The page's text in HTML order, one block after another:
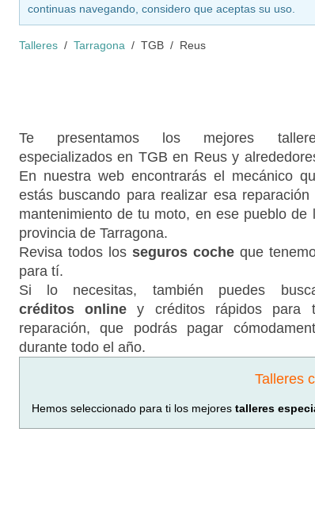
continuas navegando, considero que aceptas su uso.
Talleres Tarragona TGB Reus
Te presentamos los mejores
especializados en TGB en Reus y
En nuestra web encontrarás el mecánico
estás buscando para realizar esa reparación
mantenimiento de tu moto, en ese pueblo de
provincia de Tarragona.
Revisa todos los seguros cocheque
para tí.
Si lo necesitas, también puedes
créditos onliney créditos rápidos para
reparación, que podrás pagar
durante todo el año.
Talleres
Hemos seleccionado para ti los mejores talleres